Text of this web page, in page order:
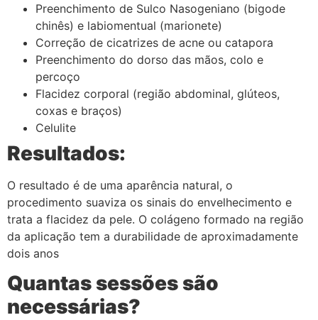
Preenchimento de Sulco Nasogeniano (bigode
chinês) e labiomentual (marionete)
Correção de cicatrizes de acne ou catapora
Preenchimento do dorso das mãos, colo e
percoço
Flacidez corporal (região abdominal, glúteos,
coxas e braços)
Celulite
Resultados:
O resultado é de uma aparência natural, o
procedimento suaviza os sinais do envelhecimento e
trata a flacidez da pele. O colágeno formado na região
da aplicação tem a durabilidade de aproximadamente
dois anos
Quantas sessões são
necessárias?